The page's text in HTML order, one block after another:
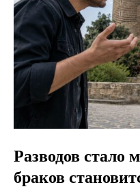
Разводов стало
браков